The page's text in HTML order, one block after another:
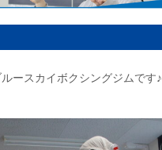
ースカイボクシングジムです♪